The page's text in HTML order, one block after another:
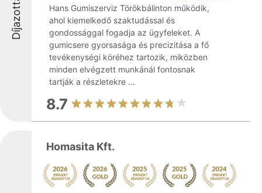
Díjazottak
Hans Gumiszerviz Törökbálinton működik,
ahol kiemelkedő szaktudással és
gondossággal fogadja az ügyfeleket. A
gumicsere gyorsasága és precizitása a fő
tevékenységi köréhez tartozik, miközben
minden elvégzett munkánál fontosnak
tartják a részletekre ...
8.7
Homasita Kft.